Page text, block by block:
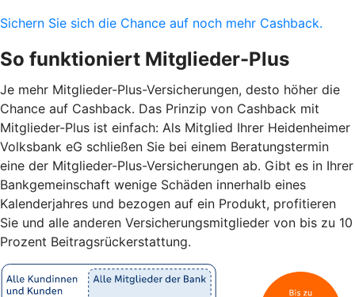
Sichern Sie sich die Chance auf noch mehr Cashback.
So funktioniert Mitglieder-Plus
Je mehr Mitglieder-Plus-Versicherungen, desto höher die
Chance auf Cashback. Das Prinzip von Cashback mit
Mitglieder-Plus ist einfach: Als Mitglied Ihrer Heidenheimer
Volksbank eG schließen Sie bei einem Beratungstermin
eine der Mitglieder-Plus-Versicherungen ab. Gibt es in Ihrer
Bankgemeinschaft wenige Schäden innerhalb eines
Kalenderjahres und bezogen auf ein Produkt, profitieren
Sie und alle anderen Versicherungsmitglieder von bis zu 10
Prozent Beitragsrückerstattung.